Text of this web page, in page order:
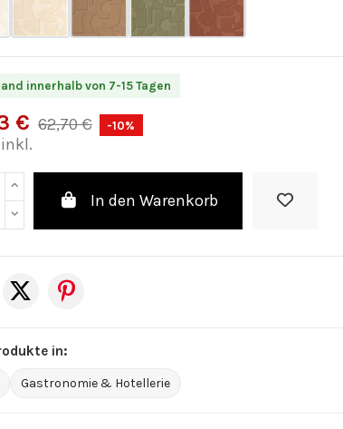
innerhalb von 7-15 Tagen
€ 62,70 € -10%
In den Warenkorb
in:
Gastronomie & Hotellerie